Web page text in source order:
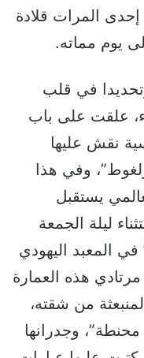
إحدى المرات قلادة
يوم مماته.
في قلب
علقت على باب
نقش عليها
وفي هذا
يستقبل
ليلة الجمعة
المعبد اليهودي
مرتادي هذه العمارة
من شقته،
وجدرانها